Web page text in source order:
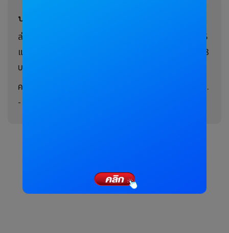
บทความแนะนำ:
ล่องเรือบุฟเฟต์ชมงานไฟ “Vijit CHAO PHRAYA 2025
แสงแห่งสยามแม่ของแผ่นดิน” วันที่ 9 พ.ย. - 23 ธ.ค. 68
บริเวณริมสองฝั่งแม่น้ำเจ้าพระยา
คนรักต้นไม้ต้องมา! งานเกษตรแฟร์กำแพงแสน 29 พ.ย.
- 10 ธ.ค. 68 ที่มก.กำแพงแสน จ.นครปฐม